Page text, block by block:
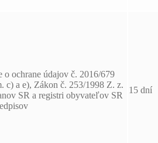
o ochrane údajov č. 2016/679
c) a e), Zákon č. 253/1998 Z. z.
SR a registri obyvateľov SR
15 dní